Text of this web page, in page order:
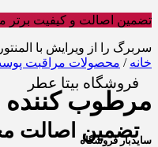
تضمین اصالت و کیفیت برتر
سربرگ را از ویرایش با
خانه / محصولات مراقبت
مرطوب کننده
سایدبار فروشگاه
فروشگاه بیتا عطر
تضمین اصالت